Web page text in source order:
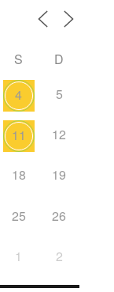
S
D
4 5
11 12
18 19
25 26
1 2